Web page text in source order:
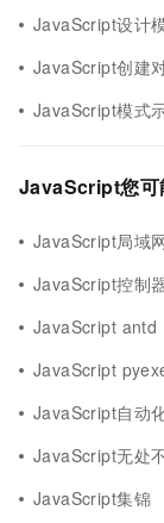
JavaScript设计
JavaScript创建
JavaScript模式
JavaScript您可
JavaScript局域
JavaScript控制
JavaScript antd
JavaScript
JavaScript自动
JavaScript无处
JavaScript集锦